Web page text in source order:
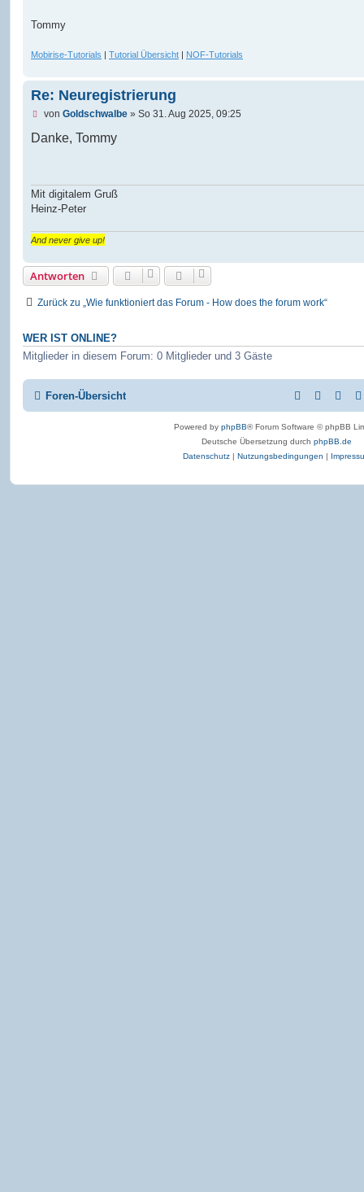
Tommy
Mobirise-Tutorials | Tutorial Übersicht | NOF-Tutorials
Re: Neuregistrierung
U
g
e
n
e
B
i
t
r
g
von Goldschwalbe» So 31. Aug 2025, 09:25
Danke, Tommy
Mit digitalem Gruß
Heinz-Peter
And never give up!
Antworten
Zurück zu „Wie funktioniert das Forum - How does the forum work“
WER IST ONLINE?
Mitglieder in diesem Forum: 0 Mitglieder und 3 Gäste
Foren-Übersicht
Powered by phpBB® Forum Software © phpBB
Deutsche Übersetzung durch phpBB.de
Datenschutz| Nutzungsbedingungen |